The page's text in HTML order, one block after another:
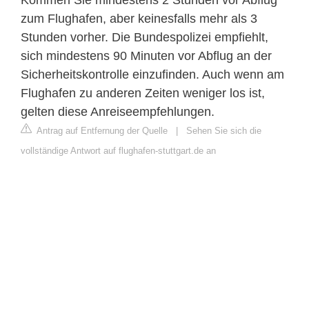
zum Flughafen, aber keinesfalls mehr als 3
Stunden vorher. Die Bundespolizei empfiehlt,
sich mindestens 90 Minuten vor Abflug an der
Sicherheitskontrolle einzufinden. Auch wenn am
Flughafen zu anderen Zeiten weniger los ist,
gelten diese Anreiseempfehlungen.
Antrag auf Entfernung der Quelle | Sehen Sie sich die
vollständige Antwort auf flughafen-stuttgart.de an